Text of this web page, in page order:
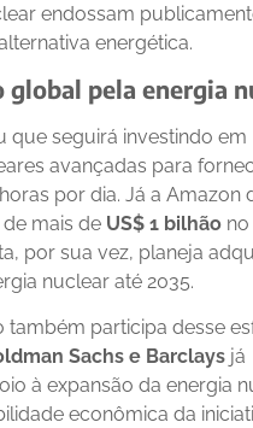
endossam
energética.
global pela energia
que seguirá investindo em
avançadas para
por dia. Já a Amazon
mais de US$ 1 bilhão
por sua vez, planeja
nuclear até 2035.
também participa desse
Sachs e Barclays já
à expansão da energia
econômica da